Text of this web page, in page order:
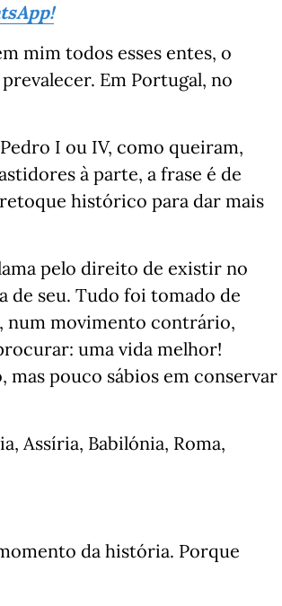
mim todos esses entes, o
Em Portugal, no
I ou IV, como queiram,
à parte, a frase é de
histórico para dar mais
pelo direito de existir no
de seu. Tudo foi tomado de
num movimento contrário,
uma vida melhor!
mas pouco sábios em conservar
Assíria, Babilónia, Roma,
da história. Porque